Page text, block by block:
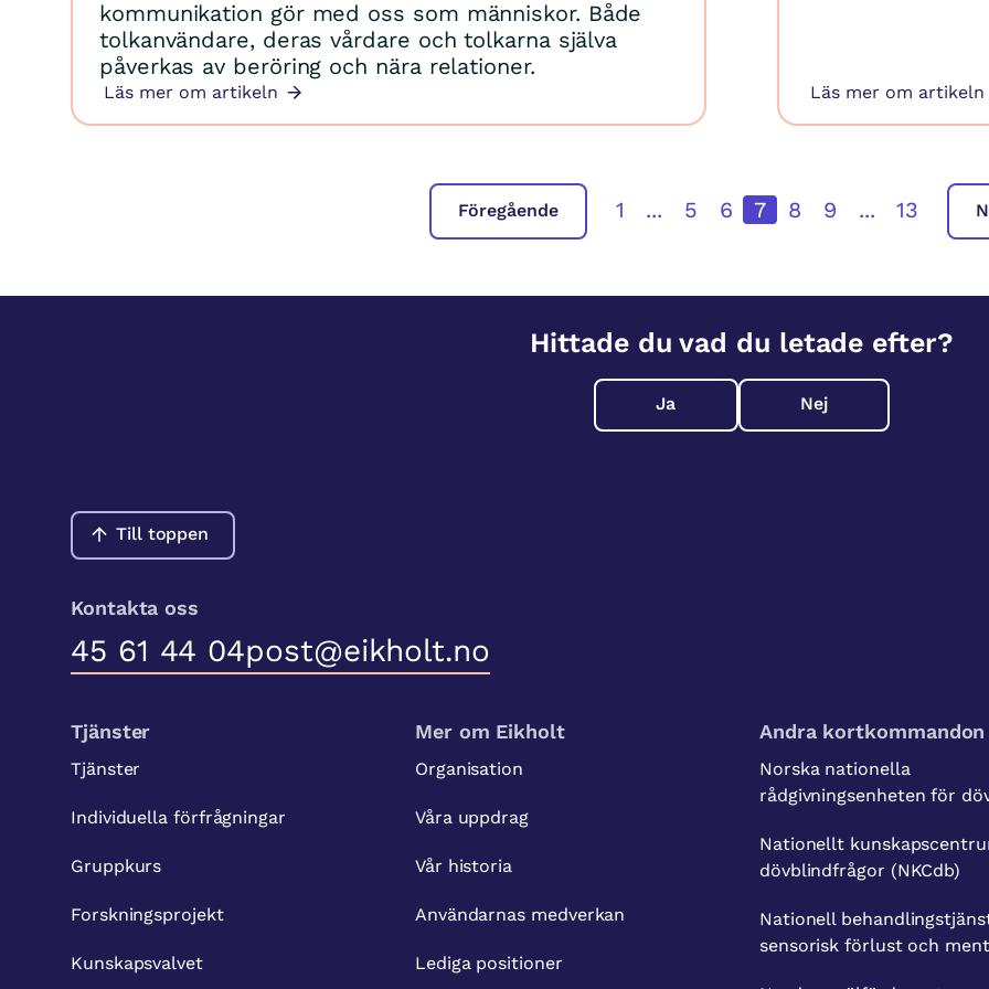
kommunikation gör med oss som människor. Både
tolkanvändare, deras vårdare och tolkarna själva
påverkas av beröring och nära relationer.
Läs mer om artikeln Läs mer om artikeln
Föregående 1 ... 5 6 7 8 9 ... 13
Hittade du vad du letade efter?
Ja Nej
Till toppen
Kontakta oss
45 61 44 04post@eikholt.no
Tjänster
Tjänster
Individuella förfrågningar
Gruppkurs
Forskningsprojekt
Kunskapsvalvet
Mer om Eikholt
Organisation
Våra uppdrag
Vår historia
Användarnas medverkan
Lediga positioner
Andra kortkommandon
Norska nationella
rådgivningsenheten för
Nationellt
dövblindfrågor (NKCdb)
Nationell
sensorisk förlust och